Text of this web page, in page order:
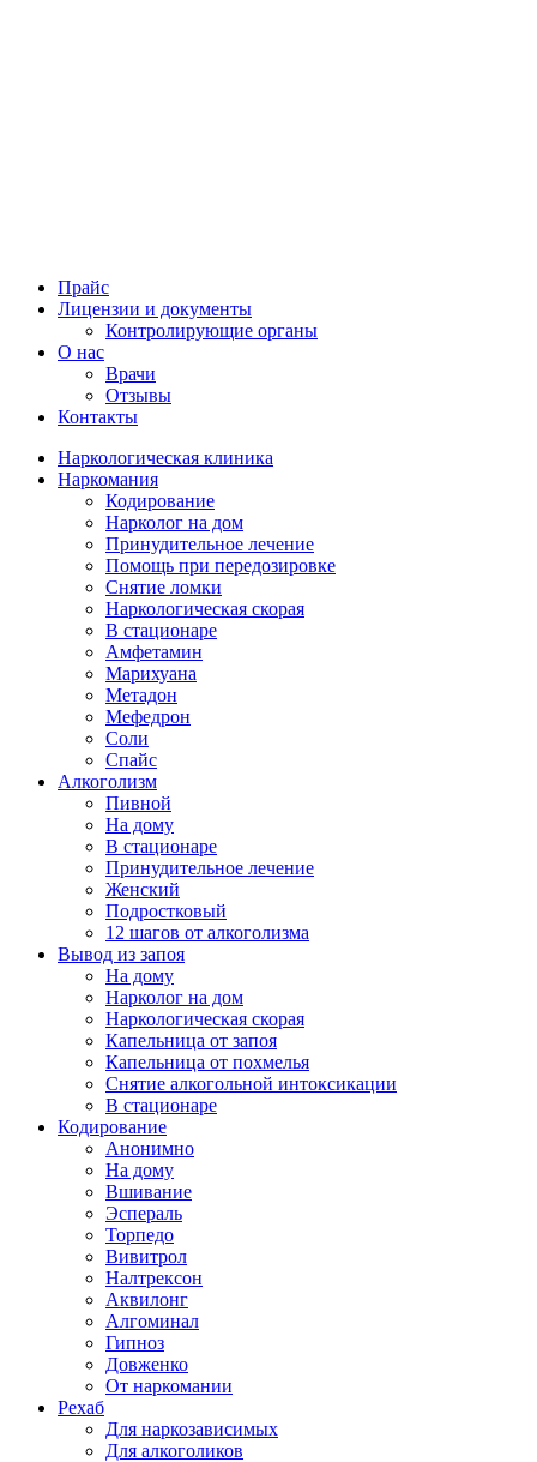
Прайс
Лицензии и документы
Контролирующие органы
О нас
Врачи
Отзывы
Контакты
Наркологическая клиника
Наркомания
Кодирование
Нарколог на дом
Принудительное лечение
Помощь при передозировке
Снятие ломки
Наркологическая скорая
В стационаре
Амфетамин
Марихуана
Метадон
Мефедрон
Соли
Спайс
Алкоголизм
Пивной
На дому
В стационаре
Принудительное лечение
Женский
Подростковый
12 шагов от алкоголизма
Вывод из запоя
На дому
Нарколог на дом
Наркологическая скорая
Капельница от запоя
Капельница от похмелья
Снятие алкогольной интоксикации
В стационаре
Кодирование
Анонимно
На дому
Вшивание
Эспераль
Торпедо
Вивитрол
Налтрексон
Аквилонг
Алгоминал
Гипноз
Довженко
От наркомании
Рехаб
Для наркозависимых
Для алкоголиков